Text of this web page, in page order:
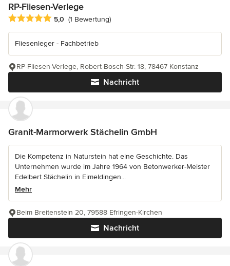
RP-Fliesen-Verlege
Durchschnittliche Bewertung: 5 von 5 Sternen
5,0 (1 Bewertung)
Fliesenleger - Fachbetrieb
Nachricht
RP-Fliesen-Verlege, Robert-Bosch-Str. 18, 78467 Konstanz
Granit-Marmorwerk Stächelin GmbH
Die Kompetenz in Naturstein hat eine Geschichte. Das
Unternehmen wurde im Jahre 1964 von Betonwerker-Meister
Edelbert Stächelin in Eimeldingen...
Mehr
Nachricht
Beim Breitenstein 20, 79588 Efringen-Kirchen